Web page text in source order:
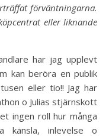
förväntningarna.
eller liknande
har jag upplevt
kan beröra en publik
eller tio!! Jag har
o Julias stjärnskott
ingen roll hur många
inlevelse o